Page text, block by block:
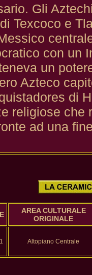
Gli
Texcoco e
con un
un
Azteco
di
religiose che
ad una
AREA CULTURALE
ORIGINALE
Altopiano Centrale